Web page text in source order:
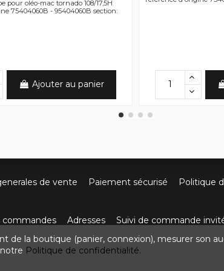
pour oléo-mac tornado 108/17,5H
75404060B - 95404060B section:
Ajouter au panier
de vente Paiement sécurisé Politique
commandes Adresses Suivi de commande
de Villefort 48800 Pied-de-Borne
de la boutique (panier, connexion), mesurer son
Politique de confidentialité.